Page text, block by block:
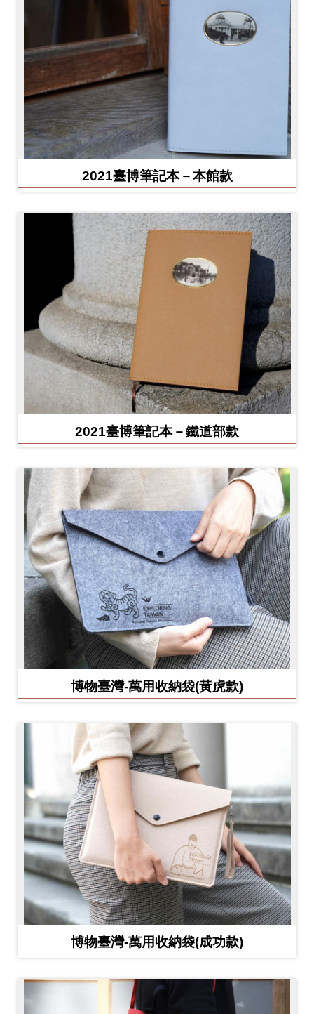
2021臺博筆記本－本館款
2021臺博筆記本－鐵道部款
博物臺灣-萬用收納袋(黃虎款)
博物臺灣-萬用收納袋(成功款)